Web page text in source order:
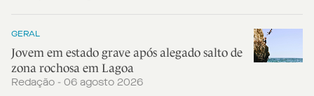
GERAL
Jovem em estado grave após alegado salto de
zona rochosa em Lagoa
Redação - 06 agosto 2026